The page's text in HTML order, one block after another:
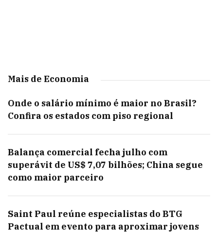
Mais de Economia
Onde o salário mínimo é maior no Brasil?
Confira os estados com piso regional
Balança comercial fecha julho com
superávit de US$ 7,07 bilhões; China segue
como maior parceiro
Saint Paul reúne especialistas do BTG
Pactual em evento para aproximar jovens